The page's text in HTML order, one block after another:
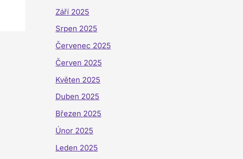
Září 2025
Srpen 2025
Červenec 2025
Červen 2025
Květen 2025
Duben 2025
Březen 2025
Únor 2025
Leden 2025